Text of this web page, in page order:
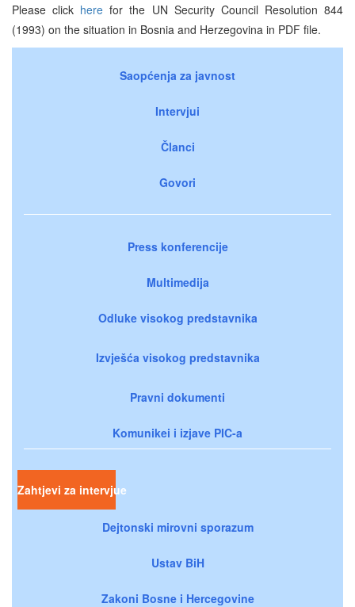
Please click here for the UN Security Council Resolution 844
(1993) on the situation in Bosnia and Herzegovina in PDF file.
Saopćenja za javnost
Intervjui
Članci
Govori
Press konferencije
Multimedija
Odluke visokog predstavnika
Izvješća visokog predstavnika
Pravni dokumenti
Komunikei i izjave PIC-a
Zahtjevi za intervjue
Dejtonski mirovni sporazum
Ustav BiH
Zakoni Bosne i Hercegovine